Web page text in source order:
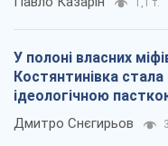
1,1 т.
У полоні власних
Костянтинівка
ідеологічною
окупантів
Дмитро Снєгирьов